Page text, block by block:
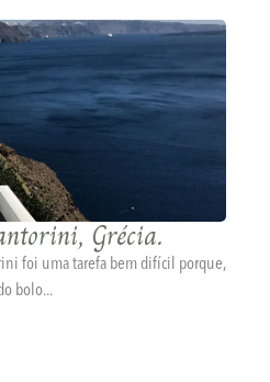
Grécia.
foi uma tarefa bem difícil porque,
bolo...